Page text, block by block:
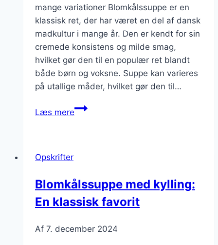
mange variationer Blomkålssuppe er en
klassisk ret, der har været en del af dansk
madkultur i mange år. Den er kendt for sin
cremede konsistens og milde smag,
hvilket gør den til en populær ret blandt
både børn og voksne. Suppe kan varieres
på utallige måder, hvilket gør den til…
Læs mereBlomkålssuppe
Opskrifter
Blomkålssuppe med kylling:
En klassisk favorit
Af 7. december 2024